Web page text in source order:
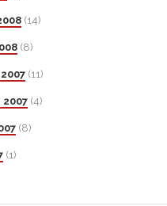
(14)
(8)
(11)
(4)
(8)
(1)